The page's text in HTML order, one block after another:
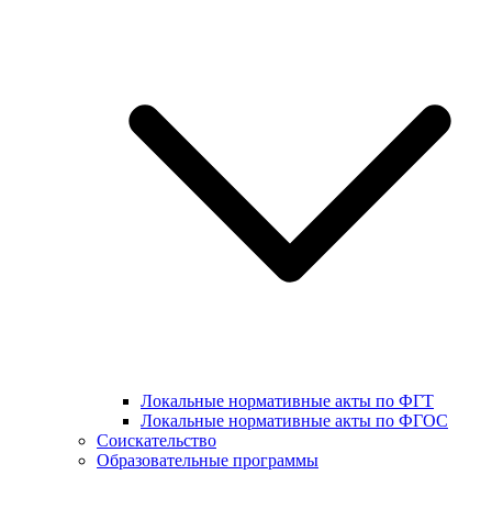
Локальные нормативные акты по ФГТ
Локальные нормативные акты по ФГОС
Соискательство
Образовательные программы